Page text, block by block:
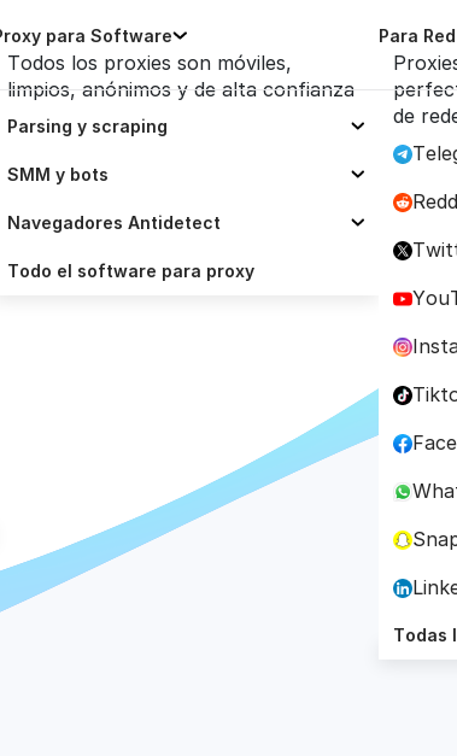
para Software
Todos los proxies son móviles,
limpios, anónimos y de alta confianza
Parsing y scraping
Selenium
Scrapy
Octoparse
SMM y bots
Zennoposter
Socinator
Navegadores Antidetect
Proxy para Dolphin
Proxy para Incogniton
Todo el software para proxy
Para
de
Todas